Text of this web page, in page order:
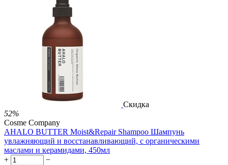
26 баллов
44 балла
724.00 Р
за 1.00 мл
Нет в наличии
 
Скидка
52%
Cosme Company
AHALO BUTTER Moist&Repair Shampoo Шампунь
увлажняющий и восстанавливающий, с органическими
маслами и керамидами, 450мл
+
−